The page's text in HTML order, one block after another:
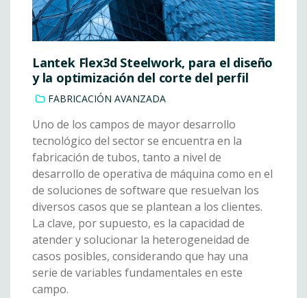
Lantek Flex3d Steelwork, para el diseño
y la optimización del corte del perfil
FABRICACIÓN AVANZADA
Uno de los campos de mayor desarrollo
tecnológico del sector se encuentra en la
fabricación de tubos, tanto a nivel de
desarrollo de operativa de máquina como en el
de soluciones de software que resuelvan los
diversos casos que se plantean a los clientes.
La clave, por supuesto, es la capacidad de
atender y solucionar la heterogeneidad de
casos posibles, considerando que hay una
serie de variables fundamentales en este
campo.